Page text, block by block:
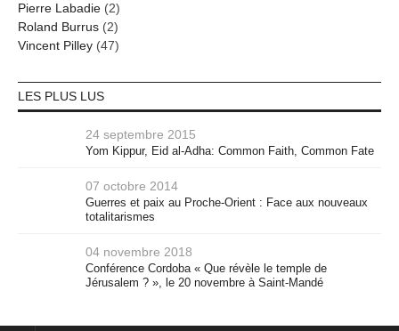
Pierre Labadie (2)
Roland Burrus (2)
Vincent Pilley (47)
LES PLUS LUS
24 septembre 2015
Yom Kippur, Eid al-Adha: Common Faith, Common Fate
07 octobre 2014
Guerres et paix au Proche-Orient : Face aux nouveaux
totalitarismes
04 novembre 2018
Conférence Cordoba « Que révèle le temple de
Jérusalem ? », le 20 novembre à Saint-Mandé